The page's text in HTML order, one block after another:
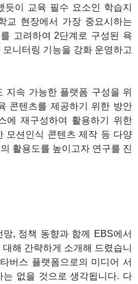
듯이 교육 필수 요소인 학습지
교 현장에서 가장 중요시하는
를 고려하여 2단계로 구성된 욕
니터링 기능을 강화 운영하고
지속 가능한 플랫폼 구성을 위
콘텐츠를 제공하기 위한 방안
에 재구성하여 활용하기 위한
모션인식 콘텐츠 제작 등 다양
활용도를 높이고자 연구를 진
, 정책 동향과 함께 EBS에서
해 간략하게 소개해 드렸습니
버스 플랫폼으로의 미디어 서
없을 것으로 생각됩니다. 다